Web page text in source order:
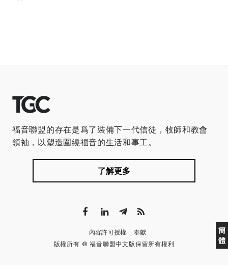
簡
體
福音聯盟的存在是爲了裝備下一代信徒，牧師和教會
領袖，以塑造圍繞福音的生活和事工。
了解更多
內容許可授權
奉獻
版權所有 © 福音聯盟中文版保留所有權利